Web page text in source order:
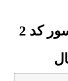
شرایط خرید کابین آسانسور کد 2